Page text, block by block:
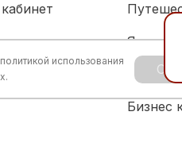
Акции
Бизнес
политикой использования
OK